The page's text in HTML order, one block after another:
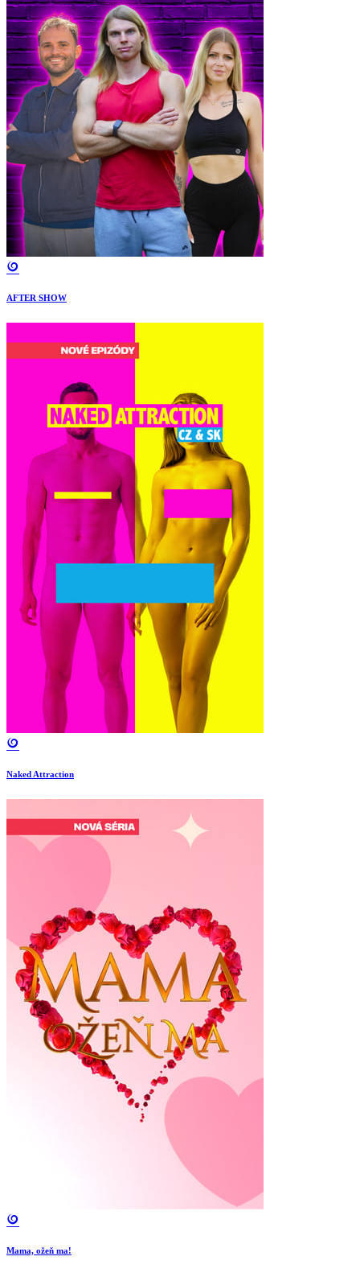
AFTER SHOW
Naked Attraction
Mama, ožeň ma!